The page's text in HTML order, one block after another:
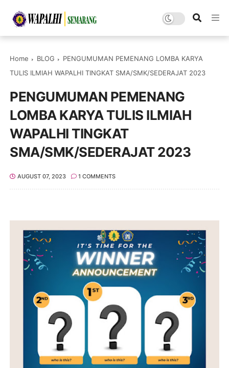
Home BLOG
PENGUMUMAN PEMENANG LOMBA KARYA
TULIS ILMIAH WAPALHI TINGKAT SMA/SMK/SEDERAJAT 2023
PENGUMUMAN PEMENANG
LOMBA KARYA TULIS ILMIAH
WAPALHI TINGKAT
SMA/SMK/SEDERAJAT 2023
AUGUST 07, 2023 1 COMMENTS